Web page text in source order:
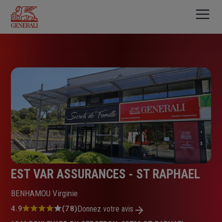
contenu
principal
EST VAR ASSURANCES - ST RAPHAEL
BENHAMOU Virginie
Note
4.9 (78)Donnez votre avis